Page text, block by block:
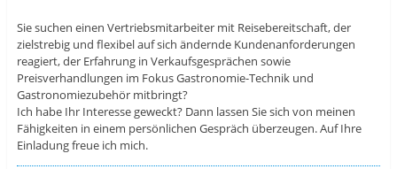
Sie suchen einen Vertriebsmitarbeiter mit Reisebereitschaft, der
zielstrebig und flexibel auf sich ändernde Kundenanforderungen
reagiert, der Erfahrung in Verkaufsgesprächen sowie
Preisverhandlungen im Fokus Gastronomie-Technik und
Gastronomiezubehör mitbringt?
Ich habe Ihr Interesse geweckt? Dann lassen Sie sich von meinen
Fähigkeiten in einem persönlichen Gespräch überzeugen. Auf Ihre
Einladung freue ich mich.